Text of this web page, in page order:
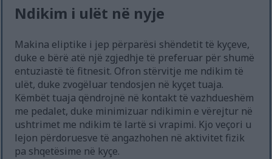
Ndikim i ulët në nyje
Makina eliptike i jep përparësi shëndetit të kyçeve,
duke e bërë atë një zgjedhje të preferuar për shumë
entuziastë të fitnesit. Ofron stërvitje me ndikim të
ulët, duke zvogëluar tendosjen në kyçet tuaja.
Këmbët tuaja qëndrojnë në kontakt të vazhdueshëm
me pedalet, duke minimizuar ndikimin e vërejtur në
ushtrimet me ndikim të lartë si vrapimi. Kjo veçori u
lejon përdoruesve të angazhohen në aktivitet fizik
pa shqetësime në kyçe.